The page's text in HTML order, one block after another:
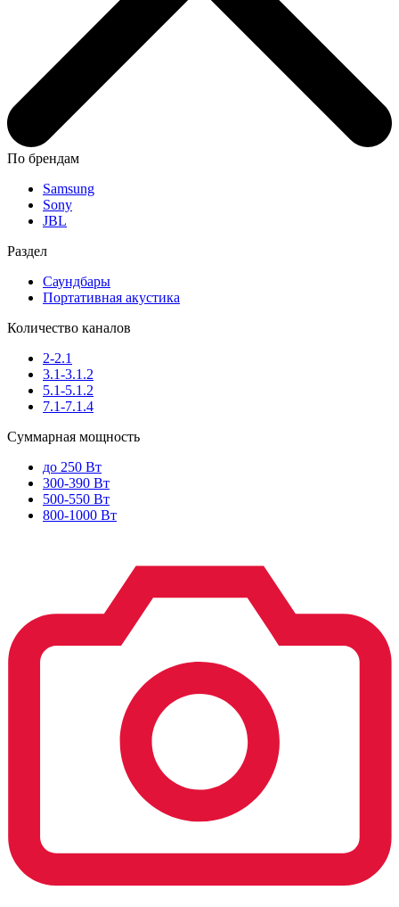
По брендам
Samsung
Sony
JBL
Раздел
Саундбары
Портативная акустика
Количество каналов
2-2.1
3.1-3.1.2
5.1-5.1.2
7.1-7.1.4
Суммарная мощность
до 250 Вт
300-390 Вт
500-550 Вт
800-1000 Вт